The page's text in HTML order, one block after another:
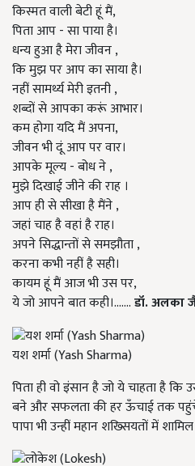
किस्मत वाली बेटी हूं मैं,
पिता आप - सा पाया है।
धन्य हुआ है मेरा जीवन ,
कि मुझ पर आप का साया है।
नहीं सामर्थ्य मेरी इतनी ,
शब्दों से आपका करूं आभार।
कम होगा यदि मैं अपना,
जीवन भी दूं आप पर वार।
आपके मूल्य - बोध ने ,
मुझे दिखाई जीने की राह ।
आप ही से सीखा है मैंने ,
जहां चाह है वहां है राह।
अपने सिद्धान्तों से समझौता ,
करना कभी नहीं है सही।
कायम हूं मैं आज भी उस पर,
ये जो आपने बात कही।.......डॉ. अलका
यश शर्मा (Yash Sharma)
पिता ही वो इंसान है जो ये चाहता है
बने और सफलता की हर ऊँचाई तक पहुंचे.
पापा भी उन्हीं महान शख्सियतों में शामिल